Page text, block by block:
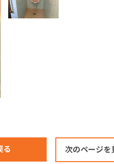
る 次のページを